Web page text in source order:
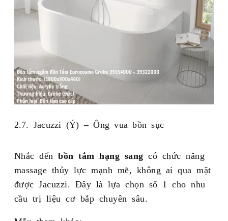
2.7. Jacuzzi (Ý) – Ông vua bồn sục
Nhắc đếnbồn tắm hạng sang có chức năng
massage thủy lực mạnh mẽ, không ai qua mặt
được Jacuzzi. Đây là lựa chọn số 1 cho nhu
cầu trị liệu cơ bắp chuyên sâu.